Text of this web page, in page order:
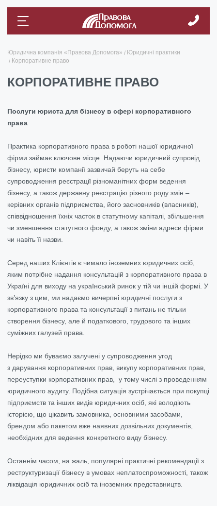
Юридична компанія «Правова Допомога»
Юридичні практики
Корпоративне право
КОРПОРАТИВНЕ ПРАВО
Послуги юриста для бізнесу в сфері корпоративного
права
Практика корпоративного права в роботі нашої юридичної
фірми займає ключове місце. Надаючи юридичний супровід
бізнесу, юристи компанії зазвичай беруть на себе
супроводження реєстрації різноманітних форм ведення
бізнесу, а також державну реєстрацію різного роду змін –
керівних органів підприємства, його засновників (власників),
співвідношення їхніх часток в статутному капіталі, збільшення
чи зменшення статутного фонду, а також зміни адреси фірми
чи навіть її назви.
Серед наших Клієнтів є чимало іноземних юридичних осіб,
яким потрібне надання консультацій з корпоративного права в
Україні для виходу на український ринок у тій чи іншій формі. У
зв’язку з цим, ми надаємо вичерпні юридичні послуги з
корпоративного права та консультації з питань не тільки
створення бізнесу, але й податкового, трудового та інших
суміжних галузей права.
Нерідко ми буваємо залучені у супроводження угод
з дарування корпоративних прав, викупу корпоративних прав,
переуступки корпоративних прав, у тому числі з проведенням
юридичного аудиту. Подібна ситуація зустрічається при покупці
підприємств та інших видів юридичних осіб, які володіють
історією, що цікавить замовника, основними засобами,
брендом або пакетом вже наявних дозвільних документів,
необхідних для ведення конкретного виду бізнесу.
Останнім часом, на жаль, популярні практичні рекомендації з
реструктуризації бізнесу в умовах неплатоспроможності, також
ліквідація юридичних осіб та іноземних представництв.